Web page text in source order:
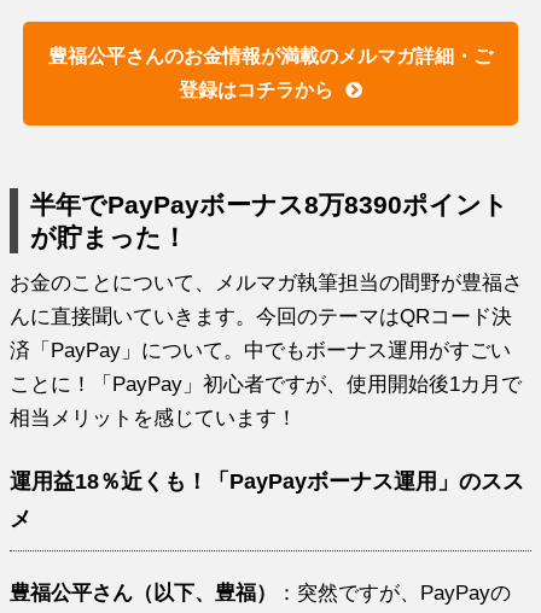
豊福公平さんのお金情報が満載のメルマガ詳細・ご
登録はコチラから
半年でPayPayボーナス8万8390ポイント
が貯まった！
お金のことについて、メルマガ執筆担当の間野が豊福さ
んに直接聞いていきます。今回のテーマはQRコード決
済「PayPay」について。中でもボーナス運用がすごい
ことに！「PayPay」初心者ですが、使用開始後1カ月で
相当メリットを感じています！
運用益18％近くも！「PayPayボーナス運用」のスス
メ
豊福公平さん（以下、豊福）
：突然ですが、PayPayの